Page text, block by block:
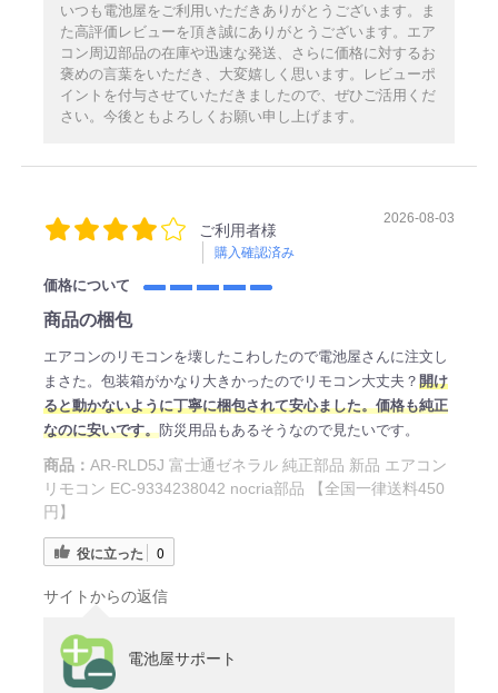
いつも電池屋をご利用いただきありがとうございます。ま
た高評価レビューを頂き誠にありがとうございます。エア
コン周辺部品の在庫や迅速な発送、さらに価格に対するお
褒めの言葉をいただき、大変嬉しく思います。レビューポ
イントを付与させていただきましたので、ぜひご活用くだ
さい。今後ともよろしくお願い申し上げます。
ご利用者様
購入確認済み
2026-08-03
価格について
商品の梱包
エアコンのリモコンを壊したこわしたので電池屋さんに注文し
まさた。包装箱がかなり大きかったのでリモコン大丈夫？ 開け
ると動かないように丁寧に梱包されて安心ました。価格も純正
なのに安いです。防災用品もあるそうなので見たいです。
商品： AR-RLD5J 富士通ゼネラル 純正部品 新品 エアコン
リモコン EC-9334238042 nocria部品 【全国一律送料450
円】
役に立った 0
サイトからの返信
電池屋サポート